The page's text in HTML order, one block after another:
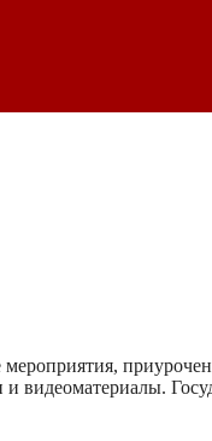
и видеоматериалы.